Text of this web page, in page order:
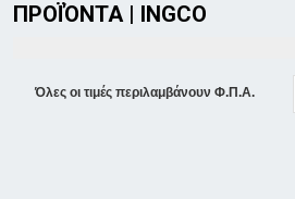
ΠΡΟΪΌΝΤΑ | INGCO
Όλες οι τιμές περιλαμβάνουν Φ.Π.Α.